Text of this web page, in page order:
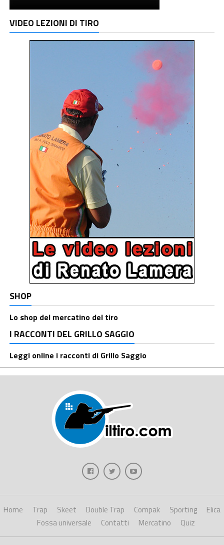
VIDEO LEZIONI DI TIRO
SHOP
Lo shop del mercatino del tiro
I RACCONTI DEL GRILLO SAGGIO
Leggi online i racconti di Grillo Saggio
Home Trap Skeet Double Trap Compak Sporting
Elica
Fossa universale
Contatti Mercatino Quiz